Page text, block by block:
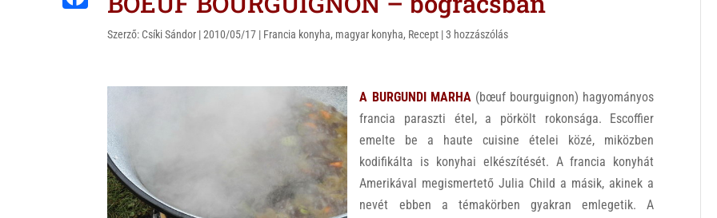
Szerző: Csíki Sándor |2010/05/17 | Francia konyha, magyar konyha, Recept |3 hozzászólás
A BURGUNDI MARHA(bœuf bourguignon) hagyományos
francia paraszti étel, a pörkölt rokonsága. Escoffier
emelte be a haute cuisine ételei közé, miközben
kodifikálta is konyhai elkészítését. A francia konyhát
Amerikával megismertető Julia Child a másik, akinek a
nevét ebben a témakörben gyakran emlegetik. A
a